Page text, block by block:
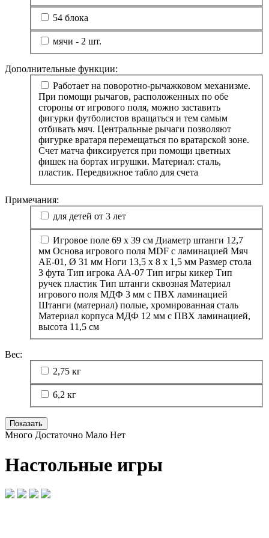
54 блока
мячи - 2 шт.
Дополнительные функции:
Работает на поворотно-рычажковом механизме.
При помощи рычагов, расположенных по обе
стороны от игрового поля, можно заставить
фигурки футболистов вращаться и тем самым
отбивать мяч. Центральные рычаги позволяют
фигурке вратаря перемещаться по вратарской зоне.
Счет матча фиксируется при помощи цветных
фишек на бортах игрушки. Материал: сталь,
пластик. Передвижное табло для счета
Примечания:
для детей от 3 лет
Игровое поле 69 х 39 см Диаметр штанги 12,7
мм Основа игрового поля MDF с ламинацией Мяч
AE-01, Ø 31 мм Ноги 13,5 х 8 х 1,5 мм Размер стола
3 фута Тип игрока АА-07 Тип игры кикер Тип
ручек пластик Тип штанги сквозная Материал
игрового поля МДФ 3 мм с ПВХ ламинацией
Штанги (материал) полые, хромированная сталь
Материал корпуса МДФ 12 мм с ПВХ ламинацией,
высота 11,5 см
Вес:
2,75 кг
6,2 кг
Много Достаточно Мало Нет
Настольные игры